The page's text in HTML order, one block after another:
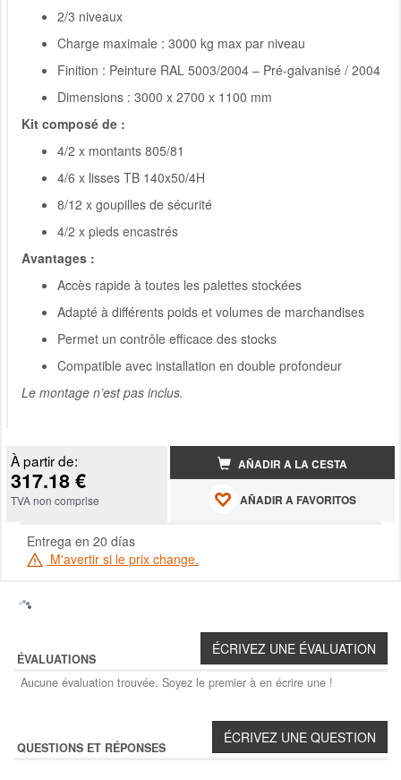
2/3 niveaux
Charge maximale : 3000 kg max par niveau
Finition : Peinture RAL 5003/2004 – Pré-galvanisé / 2004
Dimensions : 3000 x 2700 x 1100 mm
Kit composé de :
4/2 x montants 805/81
4/6 x lisses TB 140x50/4H
8/12 x goupilles de sécurité
4/2 x pieds encastrés
Avantages :
Accès rapide à toutes les palettes stockées
Adapté à différents poids et volumes de marchandises
Permet un contrôle efficace des stocks
Compatible avec installation en double profondeur
Le montage n’est pas inclus.
À partir de:
317.18 €
TVA non comprise
AÑADIR A LA CESTA
AÑADIR A FAVORITOS
Entrega en 20 días
M'avertir si le prix change.
ÉVALUATIONS
Aucune évaluation trouvée. Soyez le premier à en écrire une !
QUESTIONS ET RÉPONSES